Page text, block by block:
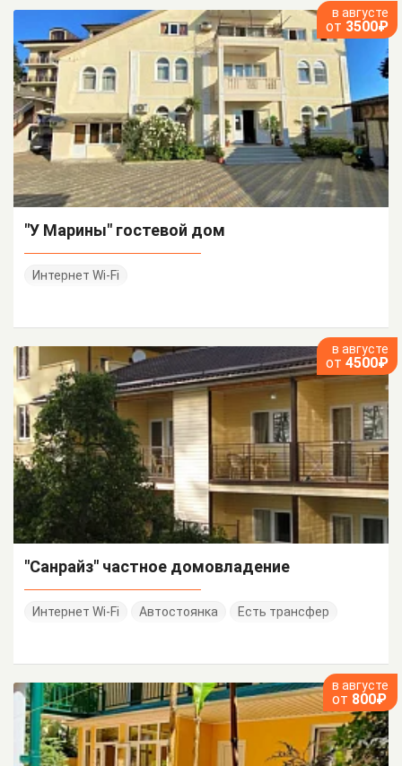
в августе
от 3500₽
"У Марины" гостевой дом
Интернет Wi-Fi
в августе
от 4500₽
"Санрайз" частное домовладение
Интернет Wi-Fi Автостоянка Есть трансфер
в августе
от 800₽